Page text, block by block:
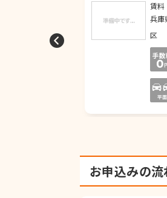
賃料
兵庫
区
お申込みの流